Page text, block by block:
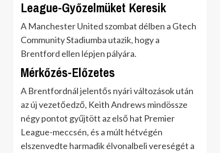
League-Győzelmüket Keresik
A Manchester United szombat délben a Gtech
Community Stadiumba utazik, hogy a
Brentford ellen lépjen pályára.
Mérkőzés-Előzetes
A Brentfordnál jelentős nyári változások után
az új vezetőedző, Keith Andrews mindössze
négy pontot gyűjtött az első hat Premier
League-meccsén, és a múlt hétvégén
elszenvedte harmadik élvonalbeli vereségét a